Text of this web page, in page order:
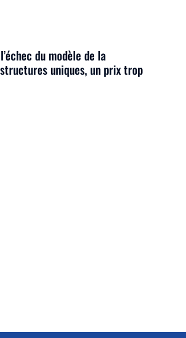
du modèle de la
uniques, un prix trop